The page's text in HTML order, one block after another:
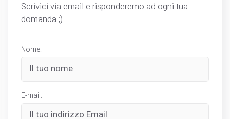
Scrivici via email e risponderemo ad ogni tua
domanda ;)
Nome:
E-mail: